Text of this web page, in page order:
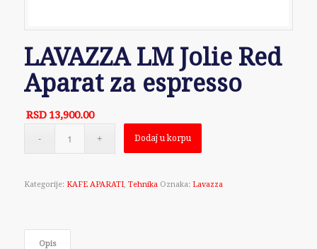
LAVAZZA LM Jolie Red
Aparat za espresso
RSD 13,900.00
Dodaj u korpu
Kategorije: KAFE APARATI, Tehnika Oznaka: Lavazza
Opis